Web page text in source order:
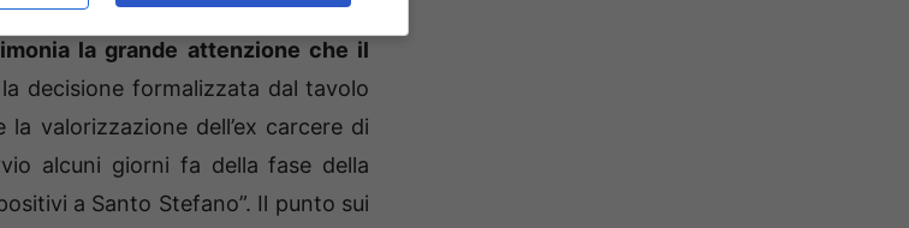
il sopralluogo che effettuerà il
la grande attenzione che il
decisione formalizzata dal tavolo
valorizzazione dell’ex carcere di
alcuni giorni fa della fase della
a Santo Stefano”. Il punto sui